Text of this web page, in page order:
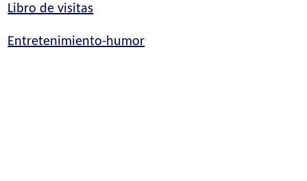
Libro de visitas
Entretenimiento-humor